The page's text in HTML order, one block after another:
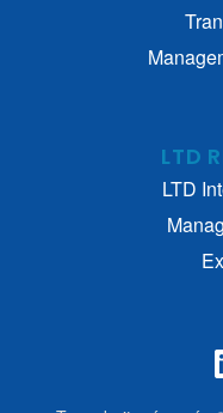
LTD
LTD